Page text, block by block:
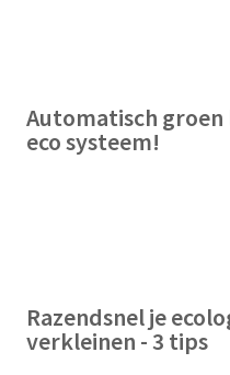
Automatisch groen
eco systeem!
Razendsnel je
verkleinen - 3 tips